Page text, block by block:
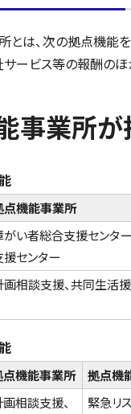
とは、次の拠点機能
ービス等の報酬のほ
事業所が
点機能事業所
がい者総合支援センタ
援センター
画相談支援、共同生活
点機能事業所
拠点機
相談支援、
緊急リ